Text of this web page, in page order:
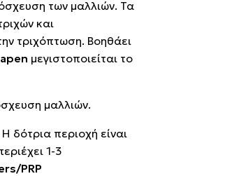
των μαλλιών. Τα
και
τριχόπτωση. Βοηθάει
μεγιστοποιείται το
μαλλιών.
δότρια περιοχή είναι
1-3
PRP